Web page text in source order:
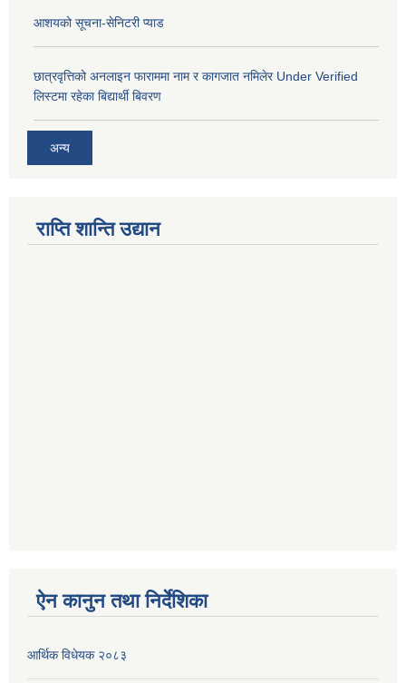
आशयको सूचना-सेनिटरी प्याड
छात्रवृत्तिको अनलाइन फाराममा नाम र कागजात नमिलेर Under Verified
लिस्टमा रहेका बिद्यार्थी बिवरण
अन्य
राप्ति शान्ति उद्यान
ऐन कानुन तथा निर्देशिका
आर्थिक विधेयक २०८३